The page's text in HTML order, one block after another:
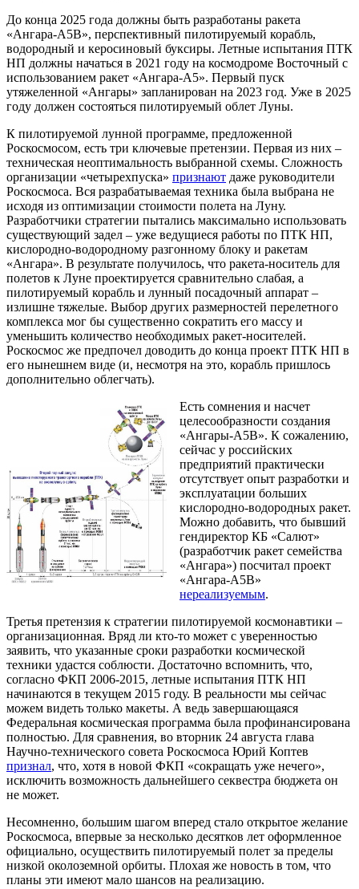
До конца 2025 года должны быть разработаны ракета
«Ангара-А5В», перспективный пилотируемый корабль,
водородный и керосиновый буксиры. Летные испытания ПТК
НП должны начаться в 2021 году на космодроме Восточный с
использованием ракет «Ангара-А5». Первый пуск
утяжеленной «Ангары» запланирован на 2023 год. Уже в 2025
году должен состояться пилотируемый облет Луны.
К пилотируемой лунной программе, предложенной
Роскосмосом, есть три ключевые претензии. Первая из них –
техническая неоптимальность выбранной схемы. Сложность
организации «четырехпуска» признают даже руководители
Роскосмоса. Вся разрабатываемая техника была выбрана не
исходя из оптимизации стоимости полета на Луну.
Разработчики стратегии пытались максимально использовать
существующий задел – уже ведущиеся работы по ПТК НП,
кислородно-водородному разгонному блоку и ракетам
«Ангара». В результате получилось, что ракета-носитель для
полетов к Луне проектируется сравнительно слабая, а
пилотируемый корабль и лунный посадочный аппарат –
излишне тяжелые. Выбор других размерностей перелетного
комплекса мог бы существенно сократить его массу и
уменьшить количество необходимых ракет-носителей.
Роскосмос же предпочел доводить до конца проект ПТК НП в
его нынешнем виде (и, несмотря на это, корабль пришлось
дополнительно облегчать).
Есть сомнения и насчет
целесообразности создания
«Ангары-А5В». К сожалению,
сейчас у российских
предприятий практически
отсутствует опыт разработки и
эксплуатации больших
кислородно-водородных ракет.
Можно добавить, что бывший
гендиректор КБ «Салют»
(разработчик ракет семейства
«Ангара») посчитал проект
«Ангара-А5В»
нереализуемым.
Третья претензия к стратегии пилотируемой космонавтики –
организационная. Вряд ли кто-то может с уверенностью
заявить, что указанные сроки разработки космической
техники удастся соблюсти. Достаточно вспомнить, что,
согласно ФКП 2006-2015, летные испытания ПТК НП
начинаются в текущем 2015 году. В реальности мы сейчас
можем видеть только макеты. А ведь завершающаяся
Федеральная космическая программа была профинансирована
полностью. Для сравнения, во вторник 24 августа глава
Научно-технического совета Роскосмоса Юрий Коптев
признал, что, хотя в новой ФКП «сокращать уже нечего»,
исключить возможность дальнейшего секвестра бюджета он
не может.
Несомненно, большим шагом вперед стало открытое желание
Роскосмоса, впервые за несколько десятков лет оформленное
официально, осуществить пилотируемый полет за пределы
низкой околоземной орбиты. Плохая же новость в том, что
планы эти имеют мало шансов на реализацию.